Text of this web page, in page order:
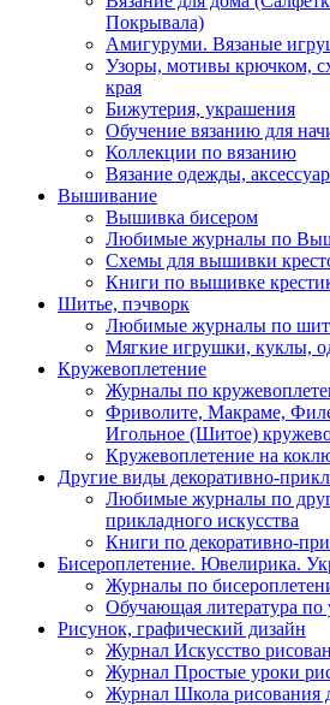
Покрывала)
Амигуруми. Вязаные
Узоры, мотивы крючком,
края
Бижутерия, украшения
Обучение вязанию для
Коллекции по вязанию
Вязание одежды,
Вышивание
Вышивка бисером
Любимые журналы по
Схемы для вышивки
Книги по вышивке
Шитье, пэчворк
Любимые журналы по
Мягкие игрушки, куклы,
Кружевоплетение
Журналы по
Фриволите, Макраме,
Игольное (Шитое)
Кружевоплетение на
Другие виды декоративно-
Любимые журналы по
прикладного искусства
Книги по декоративно-
Бисероплетение. Ювелирика.
Журналы по
Обучающая литература
Рисунок, графический дизайн
Журнал Искусство
Журнал Простые уроки
Журнал Школа рисования